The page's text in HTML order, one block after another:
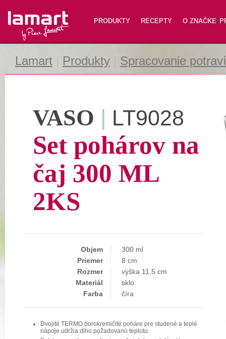
Lamart PRODUKTY RECEPTY O ZNAČKE
Lamart Produkty Spracovanie
VASO | LT9028
Set pohárov na
čaj 300 ML
2KS
Objem
300 ml
Priemer
8 cm
Rozmer
výška 11,5 cm
Materiál
sklo
Farba
číra
Dvojité TERMO borokremičité poháre pre studené a teplé
nápoje udržia dlho požadovanú teplotu.